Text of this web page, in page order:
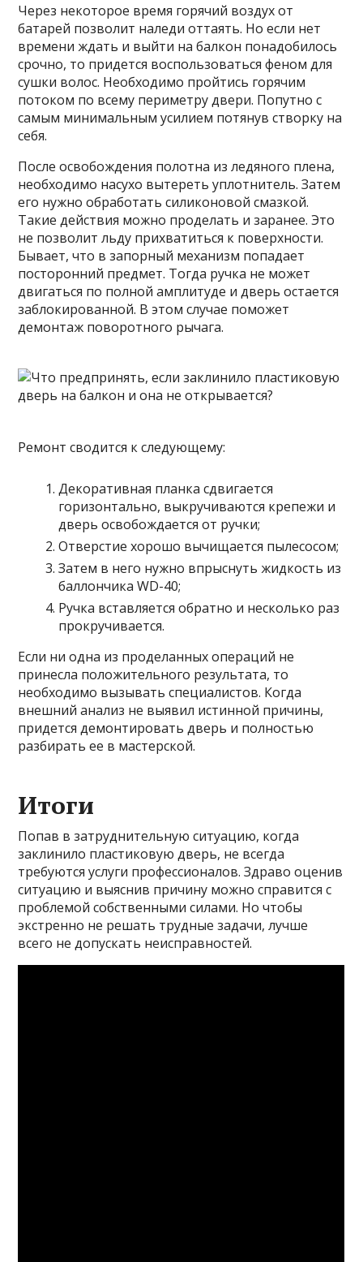
Через некоторое время горячий воздух от
батарей позволит наледи оттаять. Но если нет
времени ждать и выйти на балкон понадобилось
срочно, то придется воспользоваться феном для
сушки волос. Необходимо пройтись горячим
потоком по всему периметру двери. Попутно с
самым минимальным усилием потянув створку на
себя.
После освобождения полотна из ледяного плена,
необходимо насухо вытереть уплотнитель. Затем
его нужно обработать силиконовой смазкой.
Такие действия можно проделать и заранее. Это
не позволит льду прихватиться к поверхности.
Бывает, что в запорный механизм попадает
посторонний предмет. Тогда ручка не может
двигаться по полной амплитуде и дверь остается
заблокированной. В этом случае поможет
демонтаж поворотного рычага.
Ремонт сводится к следующему:
Декоративная планка сдвигается
горизонтально, выкручиваются крепежи и
дверь освобождается от ручки;
Отверстие хорошо вычищается пылесосом;
Затем в него нужно впрыснуть жидкость из
баллончика WD-40;
Ручка вставляется обратно и несколько раз
прокручивается.
Если ни одна из проделанных операций не
принесла положительного результата, то
необходимо вызывать специалистов. Когда
внешний анализ не выявил истинной причины,
придется демонтировать дверь и полностью
разбирать ее в мастерской.
Итоги
Попав в затруднительную ситуацию, когда
заклинило пластиковую дверь, не всегда
требуются услуги профессионалов. Здраво оценив
ситуацию и выяснив причину можно справится с
проблемой собственными силами. Но чтобы
экстренно не решать трудные задачи, лучше
всего не допускать неисправностей.